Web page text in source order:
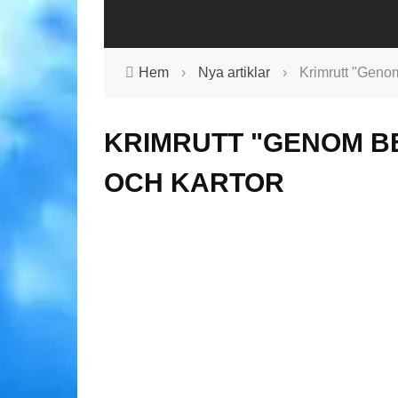
Hem › Nya artiklar › Krimrutt
KRIMRUTT "GENOM
OCH KARTOR